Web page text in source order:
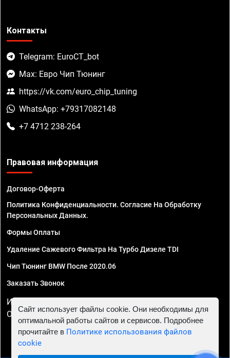
Контакты
Telegram: EuroCT_bot
Max: Евро Чип Тюнинг
https://vk.com/euro_chip_tuning
WhatsApp: +79317082148
+7 4712 238-264
Правовая информация
Договор-Оферта
Политика Конфиденциальности. Согласие На Обработку
Персональных Данных.
Формы Оплаты
Удаление Сажевого Фильтра На Турбо Дизеле TDI
Чип Тюнинг BMW После 2020.06
Заказать Звонок
ИП Смирнов Георгий Павлович. ИНН 781302555843,
ОГРНИП 324470400032610
Сайт использует файлы cookie. Они необходимы для
оптимальной работы сайтов и сервисов. Подробнее
прочитайте в Политике использования файлов
cookie